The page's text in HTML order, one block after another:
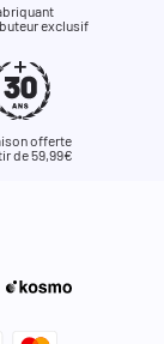
exclusif
offerte
de 59,99€